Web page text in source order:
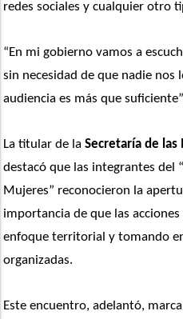
redes sociales y cualquier otro
“En mi gobierno vamos a
sin necesidad de que nadie
audiencia es más que
La titular de la Secretaría de las
destacó que las integrantes del
Mujeres” reconocieron la
importancia de que las
enfoque territorial y tomando
organizadas.
Este encuentro, adelantó,